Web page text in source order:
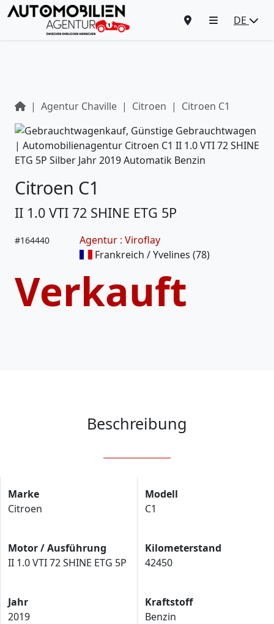
DE
Agentur Chaville Citroen Citroen C1
Citroen C1
II 1.0 VTI 72 SHINE ETG 5P
#164440
Agentur : Viroflay
Frankreich / Yvelines (78)
Verkauft
Beschreibung
Marke
Citroen
Modell
C1
Motor / Ausführung
II 1.0 VTI 72 SHINE ETG 5P
Kilometerstand
42450
Jahr
2019
Kraftstoff
Benzin